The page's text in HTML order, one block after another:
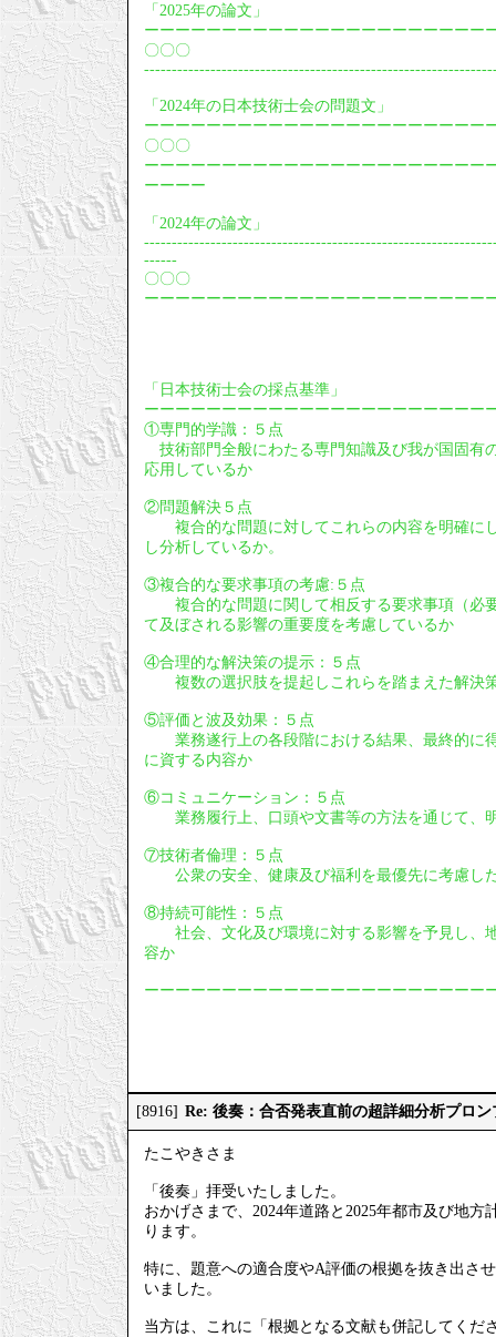
「2025年の論文」
ーーーーーーーーーーーーーーーーーーーーー
〇〇〇
「2024年の日本技術士会の問題文」
ーーーーーーーーーーーーーーーーーーーーー
〇〇〇
ーーーーーーーーーーーーーーーーーーーーー
ーーーー
「2024年の論文」
------
〇〇〇
ーーーーーーーーーーーーーーーーーーーーー
「日本技術士会の採点基準」
ーーーーーーーーーーーーーーーーーーーーー
①専門的学識：５点
技術部門全般にわたる専門知識及び我が国固有
応用しているか
②問題解決５点
複合的な問題に対してこれらの内容を明確に
し分析しているか。
③複合的な要求事項の考慮:５点
複合的な問題に関して相反する要求事項（必
て及ぼされる影響の重要度を考慮しているか
④合理的な解決策の提示：５点
複数の選択肢を提起しこれらを踏まえた解決
⑤評価と波及効果：５点
業務遂行上の各段階における結果、最終的に
に資する内容か
⑥コミュニケーション：５点
業務履行上、口頭や文書等の方法を通じて、
⑦技術者倫理：５点
公衆の安全、健康及び福利を最優先に考慮し
⑧持続可能性：５点
社会、文化及び環境に対する影響を予見し、
容か
ーーーーーーーーーーーーーーーーーーーーー
[8916] Re: 後奏：合否発表直前の超詳細分析プロ
たこやきさま
「後奏」拝受いたしました。
おかげさまで、2024年道路と2025年都市及び地
ります。
特に、題意への適合度やA評価の根拠を抜き出さ
いました。
当方は、これに「根拠となる文献も併記してく